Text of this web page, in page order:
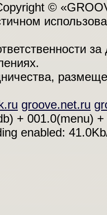
©
groove.net.ru
+ 001.0(menu)
enabled: